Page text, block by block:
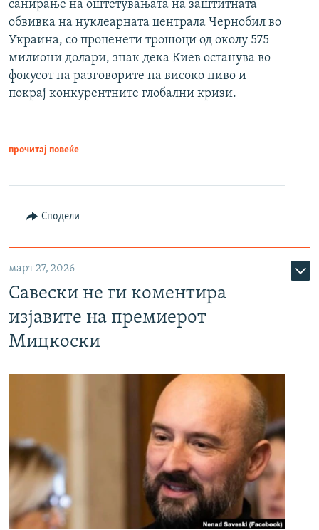
санирање на оштетувањата на заштитната
обвивка на нуклеарната централа Чернобил во
Украина, со проценети трошоци од околу 575
милиони долари, знак дека Киев останува во
фокусот на разговорите на високо ниво и
покрај конкурентните глобални кризи.
прочитај повеќе
Сподели
март 27, 2026
Савески не ги коментира
изјавите на премиерот
Мицкоски